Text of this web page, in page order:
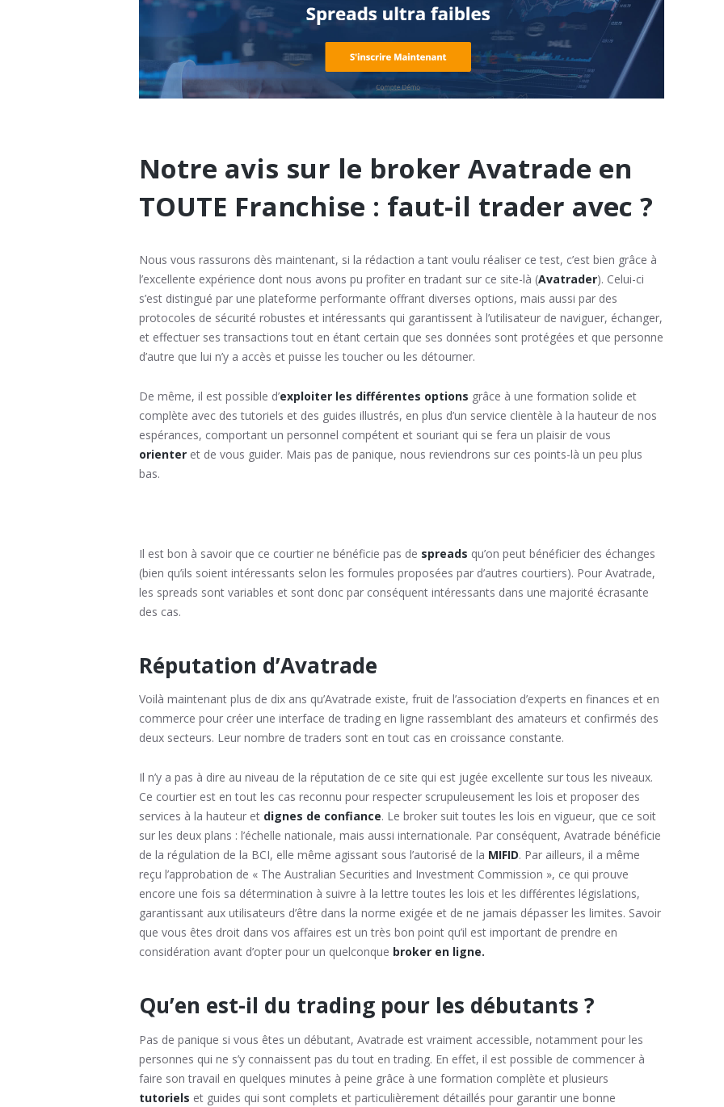
Notre avis sur le broker Avatrade en
TOUTE Franchise : faut-il trader avec ?
Nous vous rassurons dès maintenant, si la rédaction a tant voulu réaliser ce test, c’est bien grâce à
l’excellente expérience dont nous avons pu profiter en tradant sur ce site-là (Avatrader). Celui-ci
s’est distingué par une plateforme performante offrant diverses options, mais aussi par des
protocoles de sécurité robustes et intéressants qui garantissent à l’utilisateur de naviguer, échanger,
et effectuer ses transactions tout en étant certain que ses données sont protégées et que personne
d’autre que lui n’y a accès et puisse les toucher ou les détourner.
De même, il est possible d’exploiter les différentes options grâce à une formation solide et
complète avec des tutoriels et des guides illustrés, en plus d’un service clientèle à la hauteur de nos
espérances, comportant un personnel compétent et souriant qui se fera un plaisir de vous
orienter et de vous guider. Mais pas de panique, nous reviendrons sur ces points-là un peu plus
bas.
Il est bon à savoir que ce courtier ne bénéficie pas de spreads qu’on peut bénéficier des échanges
(bien qu’ils soient intéressants selon les formules proposées par d’autres courtiers). Pour Avatrade,
les spreads sont variables et sont donc par conséquent intéressants dans une majorité écrasante
des cas.
Réputation d’Avatrade
Voilà maintenant plus de dix ans qu’Avatrade existe, fruit de l’association d’experts en finances et en
commerce pour créer une interface de trading en ligne rassemblant des amateurs et confirmés des
deux secteurs. Leur nombre de traders sont en tout cas en croissance constante.
Il n’y a pas à dire au niveau de la réputation de ce site qui est jugée excellente sur tous les niveaux.
Ce courtier est en tout les cas reconnu pour respecter scrupuleusement les lois et proposer des
services à la hauteur et dignes de confiance. Le broker suit toutes les lois en vigueur, que ce soit
sur les deux plans : l’échelle nationale, mais aussi internationale. Par conséquent, Avatrade bénéficie
de la régulation de la BCI, elle même agissant sous l’autorisé de la MIFID. Par ailleurs, il a même
reçu l’approbation de « The Australian Securities and Investment Commission », ce qui prouve
encore une fois sa détermination à suivre à la lettre toutes les lois et les différentes législations,
garantissant aux utilisateurs d’être dans la norme exigée et de ne jamais dépasser les limites. Savoir
que vous êtes droit dans vos affaires est un très bon point qu’il est important de prendre en
considération avant d’opter pour un quelconque broker en ligne.
Qu’en est-il du trading pour les débutants ?
Pas de panique si vous êtes un débutant, Avatrade est vraiment accessible, notamment pour les
personnes qui ne s’y connaissent pas du tout en trading. En effet, il est possible de commencer à
faire son travail en quelques minutes à peine grâce à une formation complète et plusieurs
tutoriels et guides qui sont complets et particulièrement détaillés pour garantir une bonne